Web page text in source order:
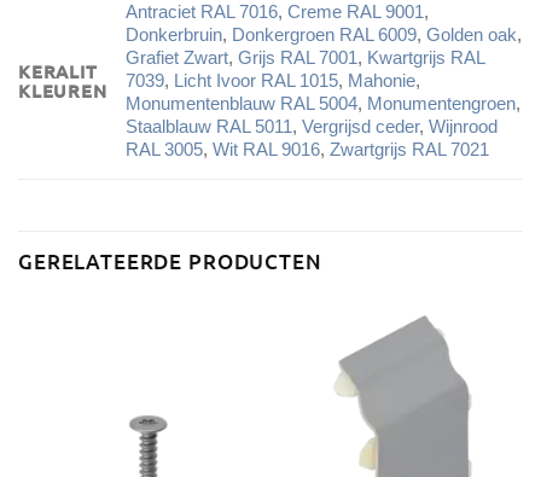
KERALIT
KLEUREN
Antraciet RAL 7016, Creme RAL 9001,
Donkerbruin, Donkergroen RAL 6009, Golden oak,
Grafiet Zwart, Grijs RAL 7001, Kwartgrijs RAL
7039, Licht Ivoor RAL 1015, Mahonie,
Monumentenblauw RAL 5004, Monumentengroen,
Staalblauw RAL 5011, Vergrijsd ceder, Wijnrood
RAL 3005, Wit RAL 9016, Zwartgrijs RAL 7021
GERELATEERDE PRODUCTEN